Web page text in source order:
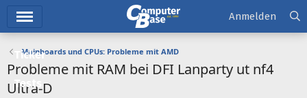
Ticker
Tests
Anmelden
Mainboards und CPUs: Probleme mit AMD
Probleme mit RAM bei DFI Lanparty ut nf4
Ultra-D